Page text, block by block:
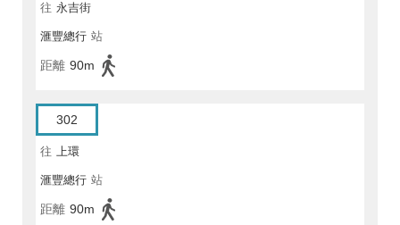
往 永吉街
滙豐總行 站
距離 90m
302
往 上環
滙豐總行 站
距離 90m